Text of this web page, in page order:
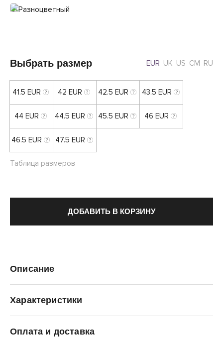
Выбрать размер EUR UK US CM RU
41.5 EUR 42 EUR 42.5 EUR 43.5 EUR
44 EUR 44.5 EUR 45.5 EUR 46 EUR
46.5 EUR 47.5 EUR
Таблица размеров
ДОБАВИТЬ В КОРЗИНУ
Описание
Характеристики
Оплата и доставка